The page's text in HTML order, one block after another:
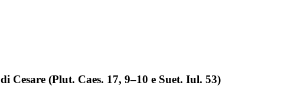
Cesare (Plut. Caes. 17, 9–10 e Suet. Iul. 53)